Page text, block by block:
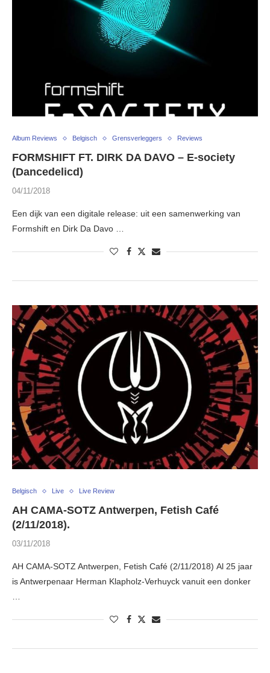
Album Reviews Belgisch Grensverleggers Reviews
FORMSHIFT FT. DIRK DA DAVO – E-society
(Dancedelicd)
04/11/2018
Een dijk van een digitale release: uit een samenwerking van
Formshift en Dirk Da Davo …
Belgisch Live Live Review
AH CAMA-SOTZ Antwerpen, Fetish Café
(2/11/2018).
03/11/2018
AH CAMA-SOTZ Antwerpen, Fetish Café (2/11/2018) Al 25 jaar
is Antwerpenaar Herman Klapholz-Verhuyck vanuit een donker
…